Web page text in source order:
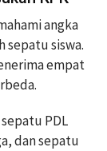
angka
sepatu siswa.
empat
PDL
dan sepatu